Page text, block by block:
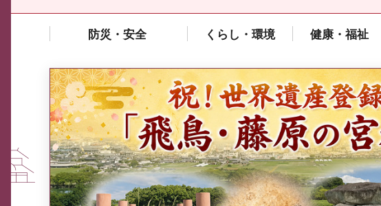
防災・安全 くらし・環境 健康・福祉
中東情勢や原油価格上昇の影響
を受ける中小企業向け相談窓口
について